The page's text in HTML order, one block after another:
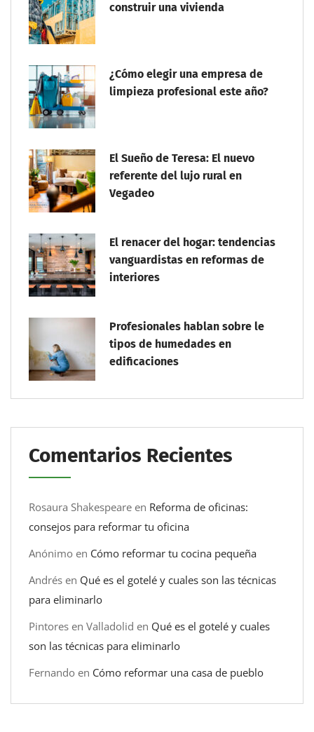
construir una vivienda
¿Cómo elegir una empresa de
limpieza profesional este año?
El Sueño de Teresa: El nuevo
referente del lujo rural en
Vegadeo
El renacer del hogar: tendencias
vanguardistas en reformas de
interiores
Profesionales hablan sobre le
tipos de humedades en
edificaciones
Comentarios Recientes
Rosaura Shakespeare en Reforma de oficinas:
consejos para reformar tu oficina
Anónimo en Cómo reformar tu cocina pequeña
Andrés en Qué es el gotelé y cuales son las técnicas
para eliminarlo
Pintores en Valladolid en Qué es el gotelé y cuales
son las técnicas para eliminarlo
Fernando en Cómo reformar una casa de pueblo